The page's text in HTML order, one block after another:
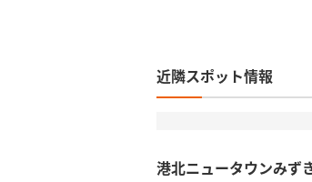
近隣スポット情報
港北ニュータウンみ